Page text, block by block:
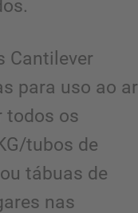
Cantilever
para uso ao ar
todos os
tubos de
tábuas de
nas